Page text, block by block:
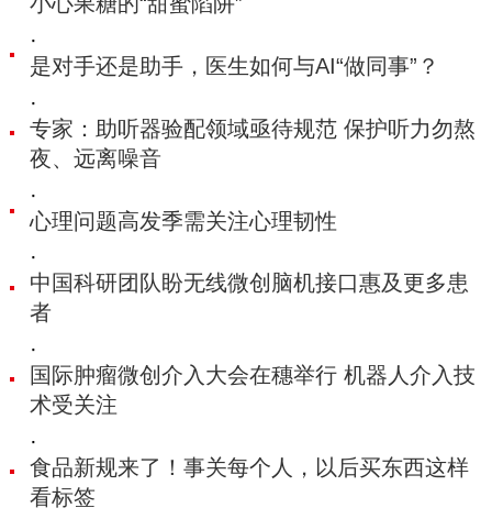
·
是对手还是助手，医生如何与AI“做同事”？
·
专家：助听器验配领域亟待规范 保护听力勿熬
夜、远离噪音
·
心理问题高发季需关注心理韧性
·
中国科研团队盼无线微创脑机接口惠及更多患
者
·
国际肿瘤微创介入大会在穗举行 机器人介入技
术受关注
·
食品新规来了！事关每个人，以后买东西这样
看标签